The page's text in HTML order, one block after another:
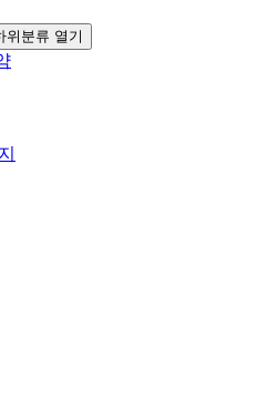
위분류 열기